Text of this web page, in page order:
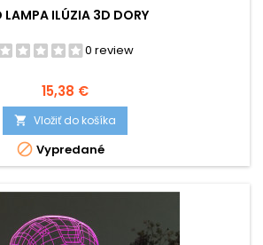
LAMPA ILÚZIA 3D DORY
0 review
Cena
15,38 €
 Vložiť do košíka
 Vypredané